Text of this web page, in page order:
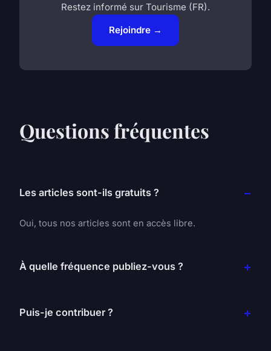
Restez informé sur Tourisme (FR).
Rejoindre →
Questions fréquentes
Les articles sont-ils gratuits ?
Oui, tous nos articles sont en accès libre.
À quelle fréquence publiez-vous ?
Puis-je contribuer ?